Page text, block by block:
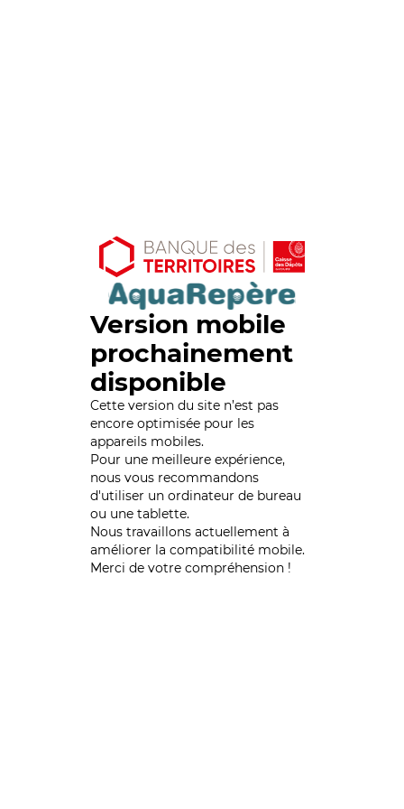
Version mobile
prochainement
disponible
Cette version du site n’est pas
encore optimisée pour les
appareils mobiles.
Pour une meilleure expérience,
nous vous recommandons
d'utiliser un ordinateur de bureau
ou une tablette.
Nous travaillons actuellement à
améliorer la compatibilité mobile.
Merci de votre compréhension !